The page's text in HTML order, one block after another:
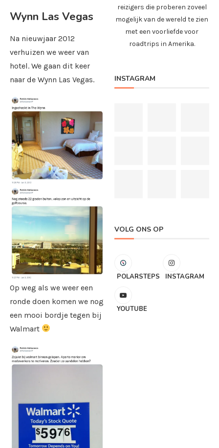
Wynn Las Vegas
Na nieuwjaar 2012
verhuizen we weer van
hotel. We gaan dit keer
naar de Wynn Las Vegas.
Op weg als we weer een
ronde doen komen we nog
een mooi bordje tegen bij
Walmart
reizigers die proberen zoveel
mogelijk van de wereld te zien
met een voorliefde voor
roadtrips in Amerika.
INSTAGRAM
VOLG ONS OP
POLARSTEPS INSTAGRAM
YOUTUBE